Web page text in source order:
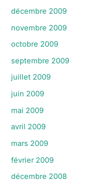
décembre 2009
novembre 2009
octobre 2009
septembre 2009
juillet 2009
juin 2009
mai 2009
avril 2009
mars 2009
février 2009
décembre 2008